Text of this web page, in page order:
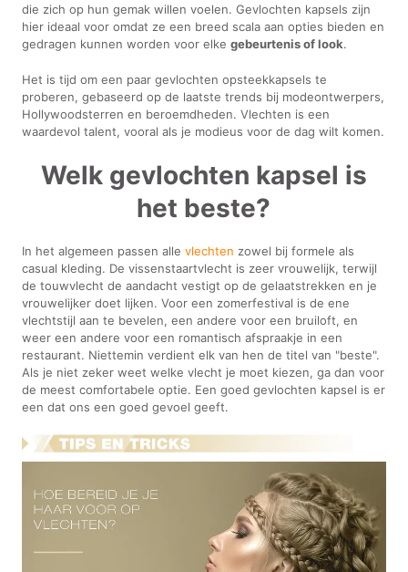
die zich op hun gemak willen voelen. Gevlochten kapsels zijn
hier ideaal voor omdat ze een breed scala aan opties bieden en
gedragen kunnen worden voor elkegebeurtenis of look.
Het is tijd om een paar gevlochten opsteekkapsels te
proberen, gebaseerd op de laatste trends bij modeontwerpers,
Hollywoodsterren en beroemdheden. Vlechten is een
waardevol talent, vooral als je modieus voor de dag wilt komen.
Welk gevlochten kapsel is
het beste?
In het algemeen passen allevlechten zowel bij formele als
casual kleding. De vissenstaartvlecht is zeer vrouwelijk, terwijl
de touwvlecht de aandacht vestigt op de gelaatstrekken en je
vrouwelijker doet lijken. Voor een zomerfestival is de ene
vlechtstijl aan te bevelen, een andere voor een bruiloft, en
weer een andere voor een romantisch afspraakje in een
restaurant. Niettemin verdient elk van hen de titel van "beste".
Als je niet zeker weet welke vlecht je moet kiezen, ga dan voor
de meest comfortabele optie. Een goed gevlochten kapsel is er
een dat ons een goed gevoel geeft.